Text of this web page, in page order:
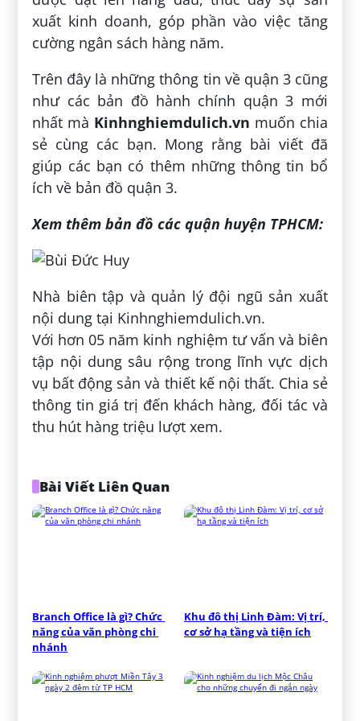
xuất kinh doanh, góp phần vào việc tăng
cường ngân sách hàng năm.
Trên đây là những thông tin về quận 3 cũng
như các bản đồ hành chính quận 3 mới
nhất mà Kinhnghiemdulich.vn muốn chia
sẻ cùng các bạn. Mong rằng bài viết đã
giúp các bạn có thêm những thông tin bổ
ích về bản đồ quận 3.
Xem thêm bản đồ các quận huyện TPHCM:
Nhà biên tập và quản lý đội ngũ sản xuất
nội dung tại Kinhnghiemdulich.vn.
Với hơn 05 năm kinh nghiệm tư vấn và biên
tập nội dung sâu rộng trong lĩnh vực dịch
vụ bất động sản và thiết kế nội thất. Chia sẻ
thông tin giá trị đến khách hàng, đối tác và
thu hút hàng triệu lượt xem.
Bài Viết Liên Quan
Branch Office là gì? Chức
năng của văn phòng chi
nhánh
Khu đô thị Linh Đàm: Vị trí,
cơ sở hạ tầng và tiện ích